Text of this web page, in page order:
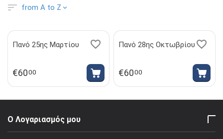
from A to Z
Πανό 25ης Μαρτίου
€6000
Πανό 28ης Οκτωβρίου
€6000
Ο Λογαριασμός μου